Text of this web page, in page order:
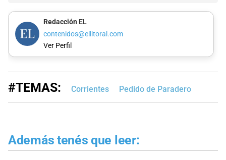
Redacción EL
contenidos@ellitoral.com
Ver Perfil
#TEMAS: Corrientes Pedido de Paradero
Además tenés que leer: